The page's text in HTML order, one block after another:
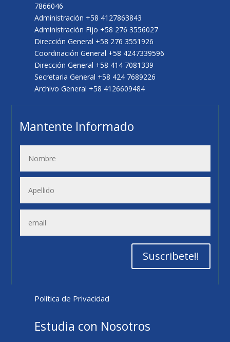
7866046
Administración +58 4127863843
Administración Fijo +58 276 3556027
Dirección General +58 276 3551926
Coordinación General +58 4247339596
Dirección General +58 414 7081339
Secretaria General +58 424 7689226
Archivo General +58 4126609484
Mantente Informado
Suscribete!!
Política de Privacidad
Estudia con Nosotros